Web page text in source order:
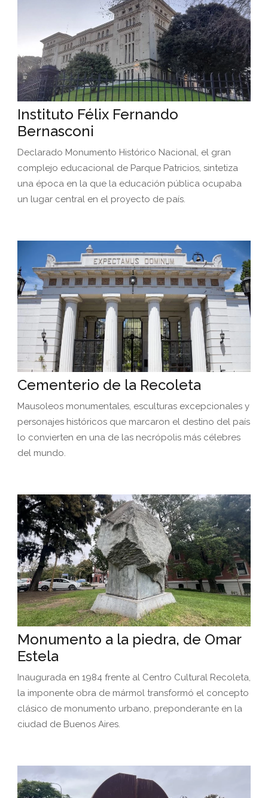
Instituto Félix Fernando
Bernasconi
Declarado Monumento Histórico Nacional, el gran
complejo educacional de Parque Patricios, sintetiza
una época en la que la educación pública ocupaba
un lugar central en el proyecto de país.
Cementerio de la Recoleta
Mausoleos monumentales, esculturas excepcionales y
personajes históricos que marcaron el destino del país
lo convierten en una de las necrópolis más célebres
del mundo.
Monumento a la piedra, de Omar
Estela
Inaugurada en 1984 frente al Centro Cultural Recoleta,
la imponente obra de mármol transformó el concepto
clásico de monumento urbano, preponderante en la
ciudad de Buenos Aires.